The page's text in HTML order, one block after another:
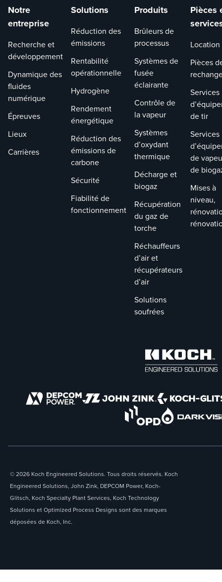
normes nationales
d’émission de
substances organiques
dangereuses pour les
polluants
atmosphériques
touchent plus de 200
installations et ciblent
les substances affectant
fabrication de produits
chimiques organiques
synthétiques (SCOMI).
L’un des principaux
est la prévision des taux
d’émission de dioxines
déterminer quel
système convient
mieux à votre
exploitation
spécifique.
Notre
entreprise
Recherche et
développement
Dynamique des
fluides
numérique
Épreuves
Lieux
Carrières
Solutions
Réduction des
émissions
Rentabilité
opérationnelle
Hydrogène
Rendement
énergétique
Réduction des
émissions de
carbone
Sécurité
Fiabilité de
fonctionnement
Produits
Brûleurs de
processus
Systèmes de
fusée
éclairante
Contrôle de
la vapeur
Systèmes
d’oxydant
thermique
Décharge et
biogaz
Récupération
du gaz de
torche
Réchauffeurs
d’air et
récupérateurs
d’air
Solutions
soufrées
Pièces
Location
Pièces
Services
de tir
Services
de
de
Mises à
niveau,
© 2026 Koch Engineered Solutions. Tous droits réservés. Koch
Engineered Solutions, John Zink, DEPCOM Power, Koch-
Glitsch, Koch Specialty Plant Services, Koch Technology
Solutions et Optimized Process Designs sont des marques
déposées de Koch, Inc.